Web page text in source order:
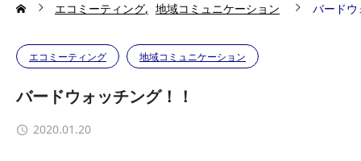
エコミーティング 地域コミュニケーション バード
エコミーティング 地域コミュニケーション
バードウォッチング！！
2020.01.20